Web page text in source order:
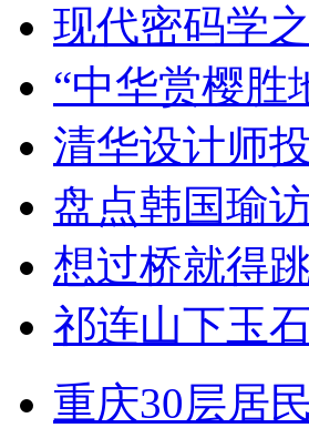
现代密码学
“中华赏樱胜
清华设计师
盘点韩国瑜
想过桥就得
祁连山下玉
重庆30层居